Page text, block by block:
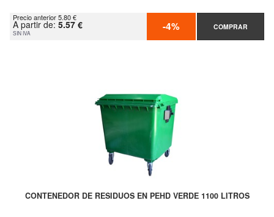
Precio anterior 5.80 €
A partir de: 5.57 €
SIN IVA -4% COMPRAR
CONTENEDOR DE RESIDUOS EN PEHD VERDE 1100 LITROS